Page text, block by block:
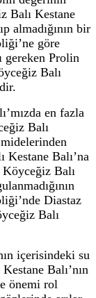
Balı Kestane
almadığının bir
göre
gereken Prolin
Balı
en fazla
Balı
midelerinden
Balı’na
Balı
Diastaz
Balı
içerisindeki su
Balı’nın
önemi rol